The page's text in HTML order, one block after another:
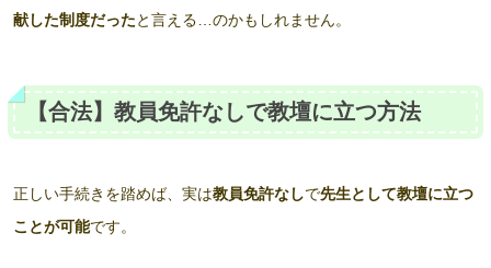
献した制度だったと言える…のかもしれません。
【合法】教員免許なしで教壇に立つ方法
正しい手続きを踏めば、実は教員免許なしで先生として教壇に立つ
ことが可能です。